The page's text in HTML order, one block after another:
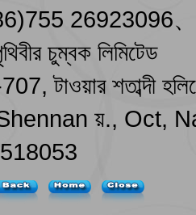
26923096
চুম্বক লিমিটেড
টাওয়ার শতাব্দী
য়., Oct,